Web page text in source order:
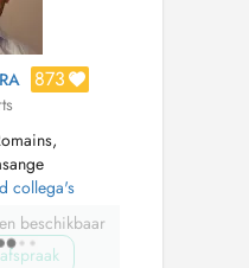
873
collega's
beschikbaar